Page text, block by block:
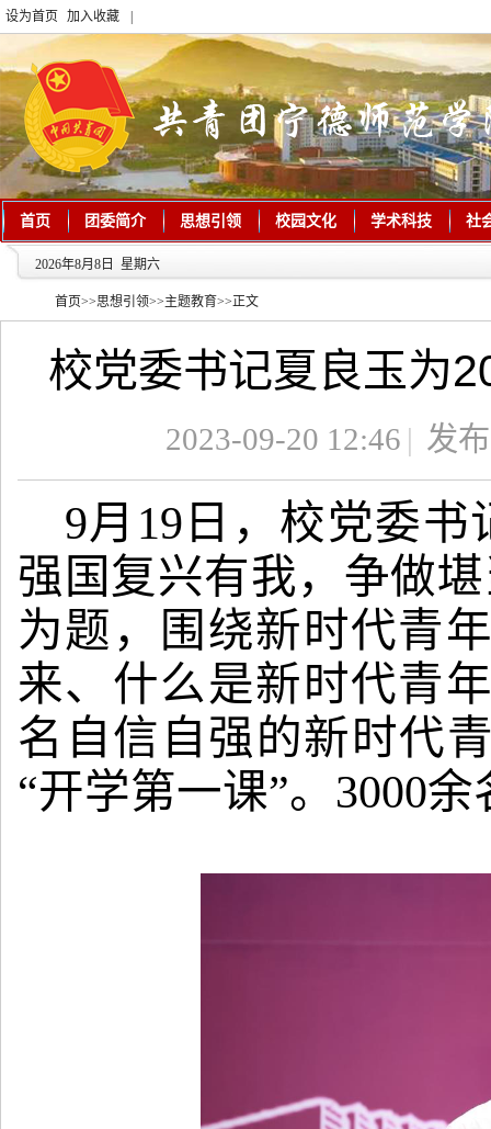
设为首页 加入收藏
首页 团委简介 思想引领 校园文化 学术科技 社
2026年8月8日 星期六
首页>>思想引领>>主题教育>>正文
校党委书记夏良玉为
2023-09-20 12:46 | 发
9月19日，校党委
强国复兴有我，争做
为题，围绕新时代青
来、什么是新时代青
名自信自强的新时代
“开学第一课”。3000